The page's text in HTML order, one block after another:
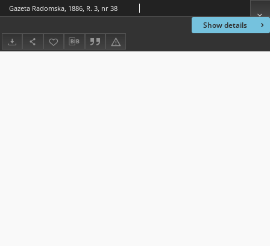
Show details
Gazeta Radomska, 1886, R. 3, nr 38